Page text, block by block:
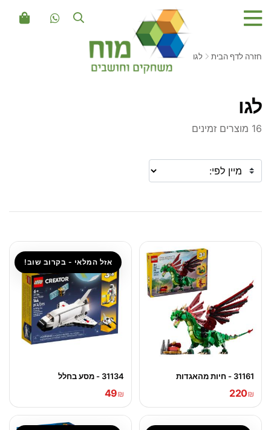
חזרה לדף הבית לגו
לגו
16 מוצרים זמינים
31161 - חיות מהאגדות
₪
220
אזל המלאי - בקרוב שוב!
31134 - מסע בחלל
₪
49